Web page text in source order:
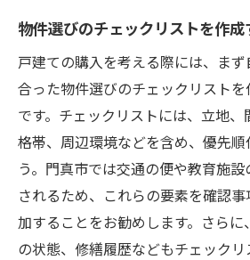
物件選びのチェックリストを作成
戸建ての購入を考える際には、ま
合った物件選びのチェックリスト
です。チェックリストには、立地
格帯、周辺環境などを含め、優先順
う。門真市では交通の便や教育施
されるため、これらの要素を確認
加することをお勧めします。さら
の状態、修繕履歴などもチェック